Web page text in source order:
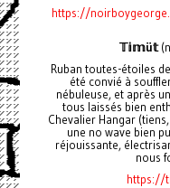
https://
𝕋𝕚𝕞ü𝕥
Ruban toutes-étoiles
été convié à
nébuleuse, et après
tous laissés bien
Chevalier Hangar
une no wave bien
réjouissante,
nous
https://